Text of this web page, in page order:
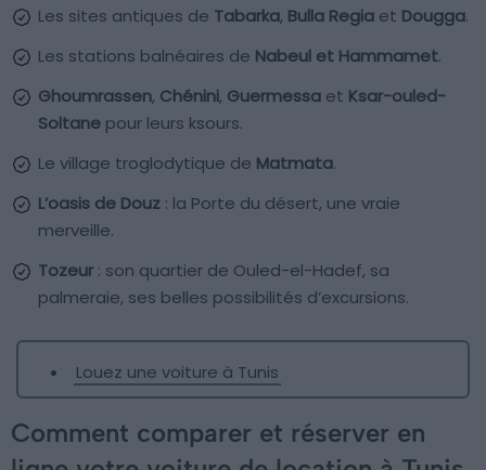
Les sites antiques de Tabarka, Bulla Regia et Dougga.
Les stations balnéaires de Nabeul et Hammamet.
Ghoumrassen, Chénini, Guermessa et Ksar-ouled-
Soltane pour leurs ksours.
Le village troglodytique de Matmata.
L’oasis de Douz : la Porte du désert, une vraie
merveille.
Tozeur : son quartier de Ouled-el-Hadef, sa
palmeraie, ses belles possibilités d’excursions.
Louez une voiture à Tunis
Comment comparer et réserver en